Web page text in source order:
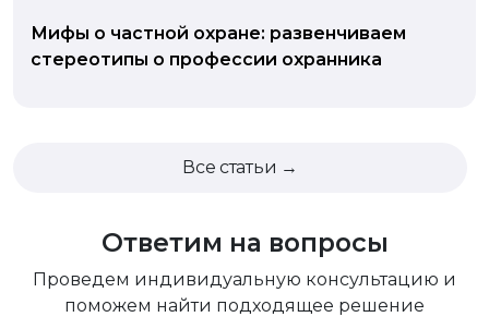
Мифы о частной охране: развенчиваем
стереотипы о профессии охранника
Все статьи →
Ответим на вопросы
Проведем индивидуальную консультацию и
поможем найти подходящее решение